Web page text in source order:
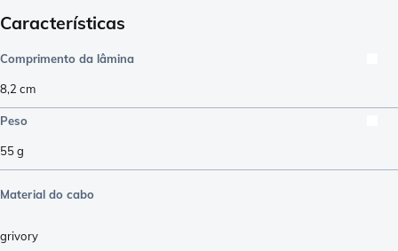
Características
Comprimento da lâmina
8,2 cm
Peso
55g
Material do cabo
grivory